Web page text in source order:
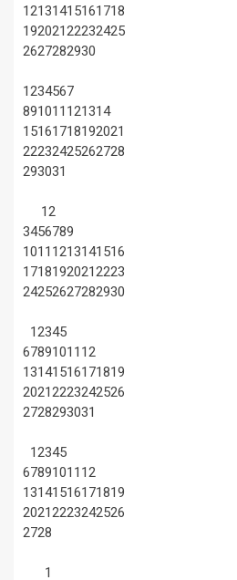
12131415161718
19202122232425
2627282930
1234567
891011 121314
15161718192021
22232425262728
293031
12
3456789
1011 1213141516
17181920212223
24252627282930
12345
67891011 12
13141516171819
20212223242526
2728293031
12345
67891011 12
13141516171819
20212223242526
2728
1